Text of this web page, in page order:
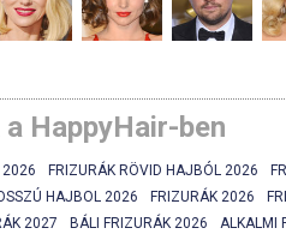
HappyHair-ben
2026 FRIZURÁK RÖVID HAJBÓL 2026
HAJBOL 2026
FRIZURÁK 2026
2027
BÁLI FRIZURÁK 2026 ALKALMI